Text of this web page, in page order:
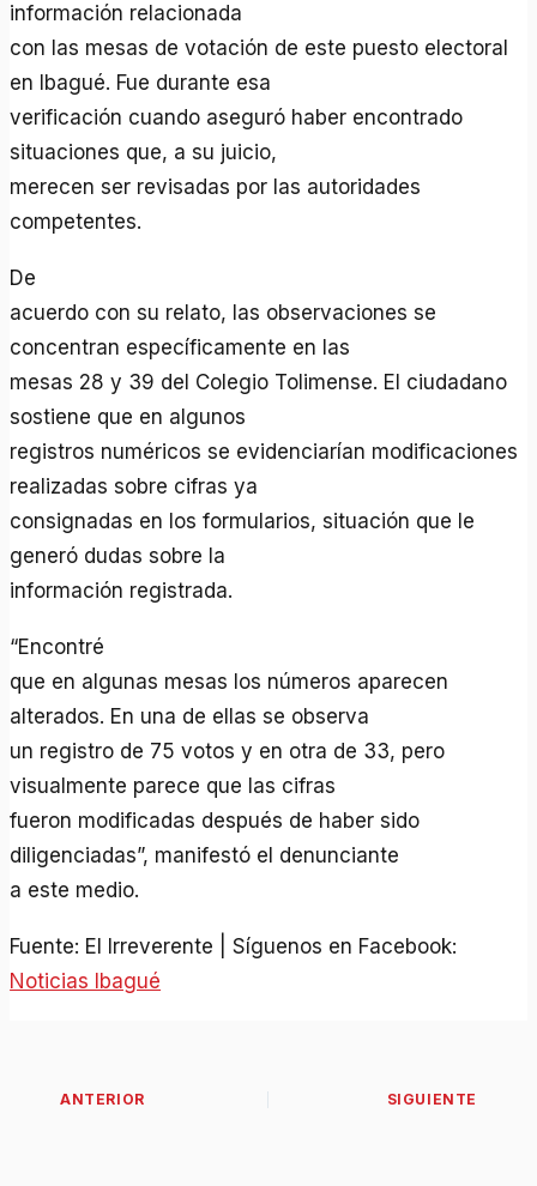
información relacionada
con las mesas de votación de este puesto electoral
en Ibagué. Fue durante esa
verificación cuando aseguró haber encontrado
situaciones que, a su juicio,
merecen ser revisadas por las autoridades
competentes.
De
acuerdo con su relato, las observaciones se
concentran específicamente en las
mesas 28 y 39 del Colegio Tolimense. El ciudadano
sostiene que en algunos
registros numéricos se evidenciarían modificaciones
realizadas sobre cifras ya
consignadas en los formularios, situación que le
generó dudas sobre la
información registrada.
“Encontré
que en algunas mesas los números aparecen
alterados. En una de ellas se observa
un registro de 75 votos y en otra de 33, pero
visualmente parece que las cifras
fueron modificadas después de haber sido
diligenciadas”, manifestó el denunciante
a este medio.
Fuente: El Irreverente | Síguenos en Facebook:
Noticias Ibagué